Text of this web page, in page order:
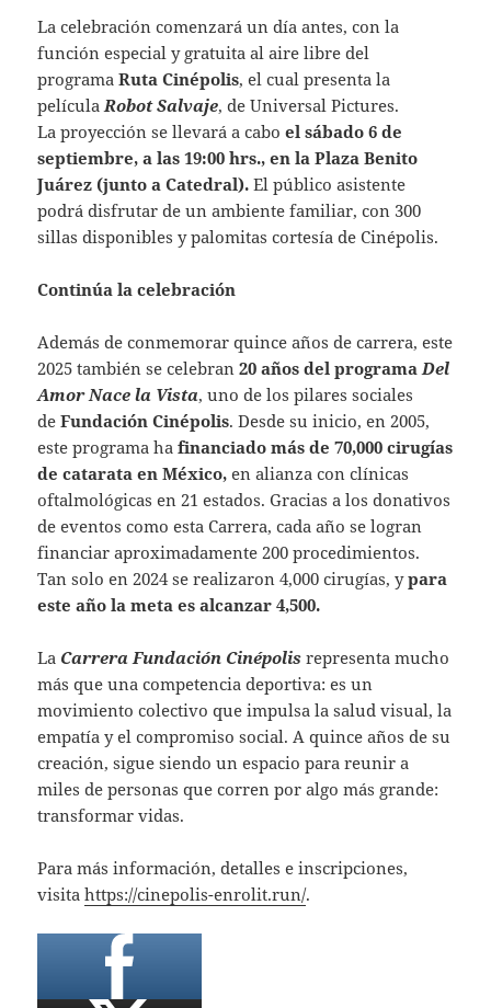
La celebración comenzará un día antes, con la
función especial y gratuita al aire libre del
programaRuta Cinépolis, el cual presenta la
película Robot Salvaje, de Universal Pictures.
La proyección se llevará a caboel sábado 6 de
septiembre, a las 19:00 hrs., en la Plaza Benito
Juárez (junto a Catedral). El público asistente
podrá disfrutar de un ambiente familiar, con 300
sillas disponibles y palomitas cortesía de Cinépolis.
Continúa la celebración
Además de conmemorar quince años de carrera, este
2025 también se celebran20 años del programa Del
Amor Nace la Vista, uno de los pilares sociales
deFundación Cinépolis. Desde su inicio, en 2005,
este programa hafinanciado más de 70,000 cirugías
de catarata en México, en alianza con clínicas
oftalmológicas en 21 estados. Gracias a los donativos
de eventos como esta Carrera, cada año se logran
financiar aproximadamente 200 procedimientos.
Tan solo en 2024 se realizaron 4,000 cirugías, ypara
este año la meta es alcanzar 4,500.
La Carrera Fundación Cinépolis representa mucho
más que una competencia deportiva: es un
movimiento colectivo que impulsa la salud visual, la
empatía y el compromiso social. A quince años de su
creación, sigue siendo un espacio para reunir a
miles de personas que corren por algo más grande:
transformar vidas.
Para más información, detalles e inscripciones,
visitahttps://cinepolis-enrolit.run/.